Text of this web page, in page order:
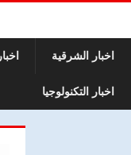
اخبار الشرقية
اخبار التكنولوجيا